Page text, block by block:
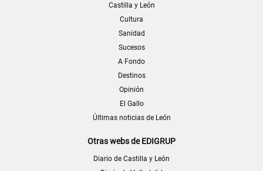
Castilla y León
Cultura
Sanidad
Sucesos
A Fondo
Destinos
Opinión
El Gallo
Últimas noticias de León
Otras webs de EDIGRUP
Diario de Castilla y León